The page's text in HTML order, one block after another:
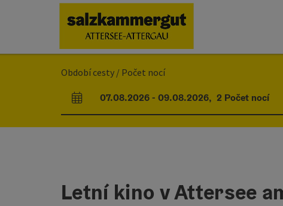
Začátek stránky [2]
[5]
Pokyny k používání webové stránky
[7]
Období cesty / Počet nocí
Pole příjezdu a odjezdu
07.08.2026- 09.08.2026, 2 Počet nocí
Letní kino v Attersee